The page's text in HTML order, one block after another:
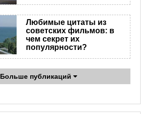
Любимые цитаты из
советских фильмов: в
чем секрет их
популярности?
Больше публикаций